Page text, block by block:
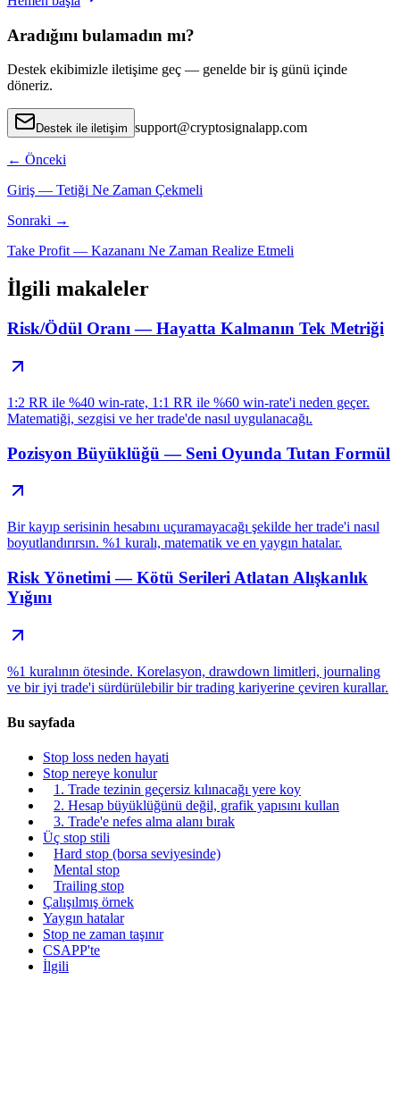
Aradığını bulamadın mı?
Destek ekibimizle iletişime geç — genelde bir iş günü içinde
döneriz.
Destek ile iletişim support@cryptosignalapp.com
← Önceki
Giriş — Tetiği Ne Zaman Çekmeli
Sonraki →
Take Profit — Kazananı Ne Zaman Realize Etmeli
İlgili makaleler
Risk/Ödül Oranı — Hayatta Kalmanın Tek Metriği
1:2 RR ile %40 win-rate, 1:1 RR ile %60 win-rate'i neden geçer.
Matematiği, sezgisi ve her trade'de nasıl uygulanacağı.
Pozisyon Büyüklüğü — Seni Oyunda Tutan Formül
Bir kayıp serisinin hesabını uçuramayacağı şekilde her trade'i nasıl
boyutlandırırsın. %1 kuralı, matematik ve en yaygın hatalar.
Risk Yönetimi — Kötü Serileri Atlatan Alışkanlık
Yığını
%1 kuralının ötesinde. Korelasyon, drawdown limitleri, journaling
ve bir iyi trade'i sürdürülebilir bir trading kariyerine çeviren kurallar.
Bu sayfada
Stop loss neden hayati
Stop nereye konulur
1. Trade tezinin geçersiz kılınacağı yere koy
2. Hesap büyüklüğünü değil, grafik yapısını kullan
3. Trade'e nefes alma alanı bırak
Üç stop stili
Hard stop (borsa seviyesinde)
Mental stop
Trailing stop
Çalışılmış örnek
Yaygın hatalar
Stop ne zaman taşınır
CSAPP'te
İlgili